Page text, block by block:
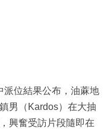
派位結果公布，油蔴地
男（Kardos）在大抽
興奮受訪片段隨即在